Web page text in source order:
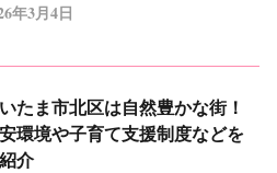
年3月4日
たま市北区は自然豊かな街！
環境や子育て支援制度などを
介